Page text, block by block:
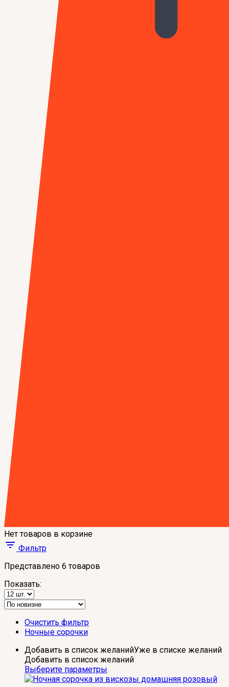
Нет товаров в корзине
Фильтр
Представлено 6 товаров
Показать:
Очистить фильтр
Ночные сорочки
Добавить в список желанийУже в списке желаний
Добавить в список желаний
Выберите параметры